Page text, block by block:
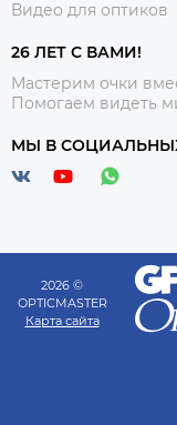
Видео для оптиков
26 ЛЕТ С ВАМИ!
Мастерим очки
Помогаем видеть
МЫ В
2026 ©
OPTICMASTER
Карта сайта